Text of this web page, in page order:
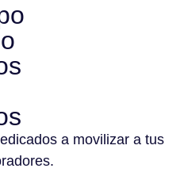
a movilizar a tus